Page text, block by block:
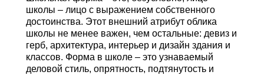
школы – лицо с выражением собственного
достоинства. Этот внешний атрибут облика
школы не менее важен, чем остальные: девиз и
герб, архитектура, интерьер и дизайн здания и
классов. Форма в школе – это узнаваемый
деловой стиль, опрятность, подтянутость и